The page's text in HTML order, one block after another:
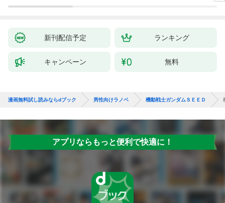
新刊配信予定 ランキング
キャンペーン 無料
漫画無料試し読みならdブック 男性向けラノベ 機動戦士ガンダムＳＥＥＤ
アプリならもっと便利で快適に！